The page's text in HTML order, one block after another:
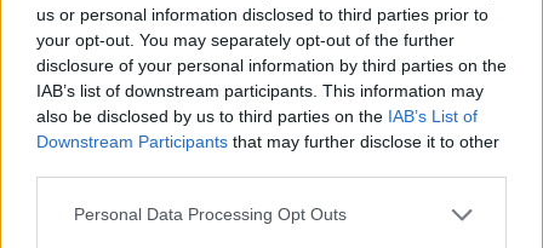
us or personal information disclosed to third parties prior to
your opt-out. You may separately opt-out of the further
disclosure of your personal information by third parties on the
IAB’s list of downstream participants. This information may
also be disclosed by us to third parties on the IAB’s List of
Downstream Participants that may further disclose it to other
Personal Data Processing Opt Outs